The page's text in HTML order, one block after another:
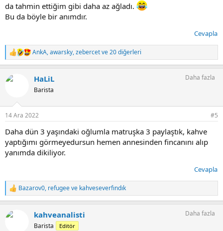
da tahmin ettiğim gibi daha az ağladı.
Bu da böyle bir anımdır.
Cevapla
T
e
k
:
AnkA,awarsky,zebercetve 20 diğerleri
HaLiL
Barista
Daha fazla
14 Ara 2022 #5
Daha dün 3 yaşındaki oğlumla matruşka 3 paylaştık, kahve
yaptığımı görmeyedursun hemen annesinden fincanını alıp
yanımda dikiliyor.
Cevapla
T
e
k
Bazarov0, refugeeve kahveseverfındık
kahveanalisti
Barista Editör
Daha fazla